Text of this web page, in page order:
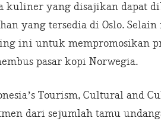
kuliner yang disajikan dapat
yang tersedia di Oslo. Selain
ini untuk mempromosikan
pasar kopi Norwegia.
Tourism, Cultural and
dari sejumlah tamu